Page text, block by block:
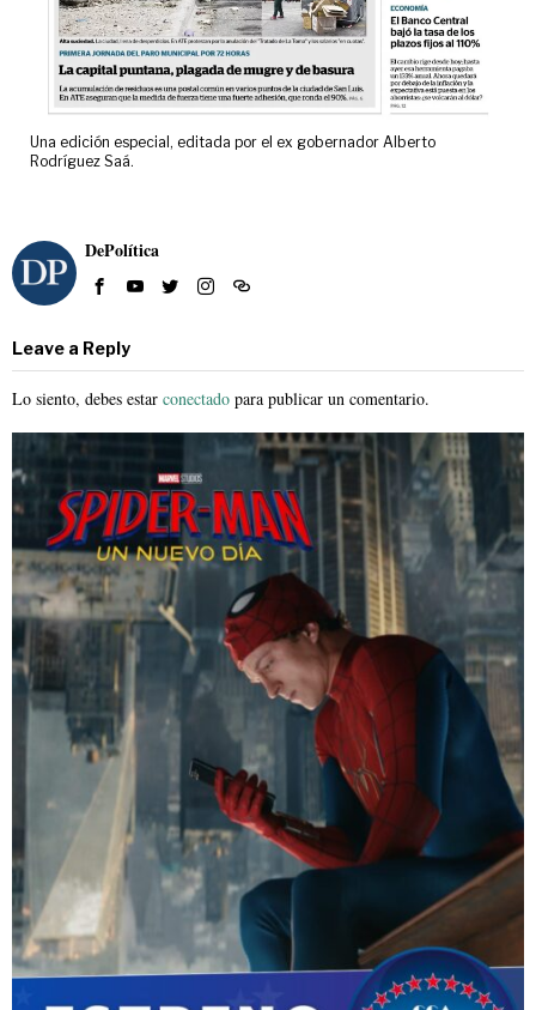
Una edición especial, editada por el ex gobernador Alberto
Rodríguez Saá.
DePolítica
Leave a Reply
Lo siento, debes estar conectado para publicar un comentario.